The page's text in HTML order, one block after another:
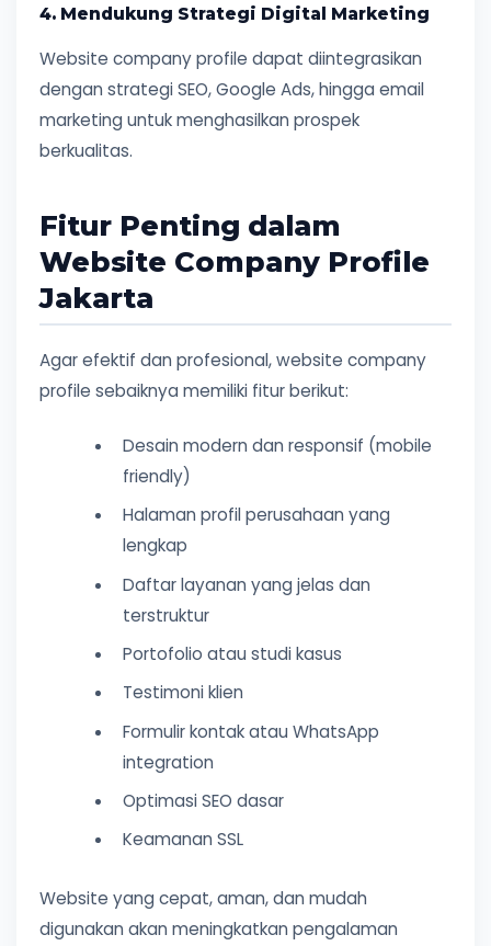
4. Mendukung Strategi Digital Marketing
Website company profile dapat diintegrasikan
dengan strategi SEO, Google Ads, hingga email
marketing untuk menghasilkan prospek
berkualitas.
Fitur Penting dalam
Website Company Profile
Jakarta
Agar efektif dan profesional, website company
profile sebaiknya memiliki fitur berikut:
Desain modern dan responsif (mobile
friendly)
Halaman profil perusahaan yang
lengkap
Daftar layanan yang jelas dan
terstruktur
Portofolio atau studi kasus
Testimoni klien
Formulir kontak atau WhatsApp
integration
Optimasi SEO dasar
Keamanan SSL
Website yang cepat, aman, dan mudah
digunakan akan meningkatkan pengalaman